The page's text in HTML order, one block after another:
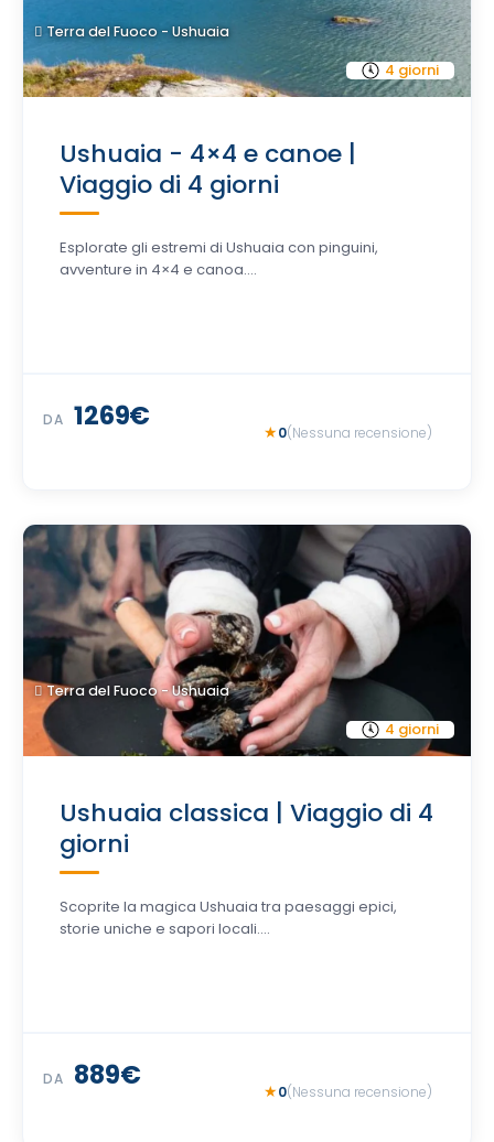
4 giorni
Terra del Fuoco - Ushuaia
Ushuaia - 4×4 e canoe |
Viaggio di 4 giorni
Esplorate gli estremi di Ushuaia con pinguini,
avventure in 4×4 e canoa....
DA 1269€ 0(Nessuna recensione)
4 giorni
Terra del Fuoco - Ushuaia
Ushuaia classica | Viaggio di 4
giorni
Scoprite la magica Ushuaia tra paesaggi epici,
storie uniche e sapori locali....
DA 889€ 0(Nessuna recensione)